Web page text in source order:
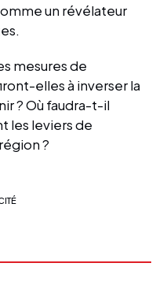
un révélateur
mesures de
elles à inverser la
? Où faudra-t-il
les leviers de
?